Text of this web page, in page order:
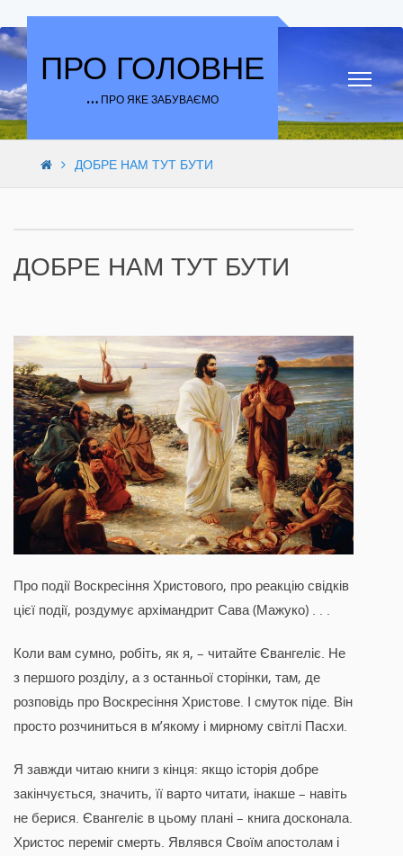
Skip to content
ПРО ГОЛОВНЕ
… ПРО ЯКЕ ЗАБУВАЄМО
ДОБРЕ НАМ ТУТ БУТИ
ДОБРЕ НАМ ТУТ БУТИ
Про події Воскресіння Христового, про реакцію свідків
цієї події, роздумує архімандрит Сава (Мажуко) . . .
Коли вам сумно, робіть, як я, – читайте Євангеліє. Не
з першого розділу, а з останньої сторінки, там, де
розповідь про Воскресіння Христове. І смуток піде. Він
просто розчиниться в м’якому і мирному світлі Пасхи.
Я завжди читаю книги з кінця: якщо історія добре
закінчується, значить, її варто читати, інакше – навіть
не берися. Євангеліє в цьому плані – книга досконала.
Христос переміг смерть. Являвся Своїм апостолам і